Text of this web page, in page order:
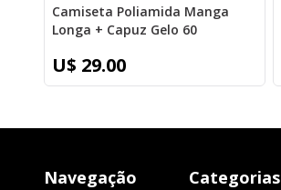
Camiseta Poliamida Manga
Longa + Capuz Gelo 60
U$ 29.00
Navegação Categorias